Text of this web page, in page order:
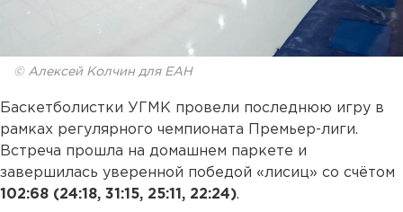
© Алексей Колчин для ЕАН
Баскетболистки УГМК провели последнюю игру в
рамках регулярного чемпионата Премьер-лиги.
Встреча прошла на домашнем паркете и
завершилась уверенной победой «лисиц» со счётом
102:68 (24:18, 31:15, 25:11, 22:24).